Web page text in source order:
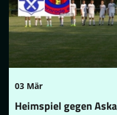
03 Mär
Heimspiel gegen